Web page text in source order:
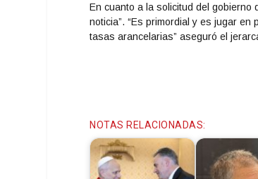
En cuanto a la solicitud del gobierno
noticia”. “Es primordial y es jugar
tasas arancelarias” aseguró el
NOTAS RELACIONADAS: